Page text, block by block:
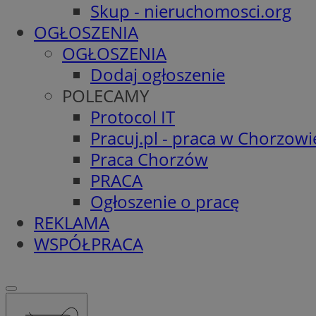
Skup - nieruchomosci.org
OGŁOSZENIA
OGŁOSZENIA
Dodaj ogłoszenie
POLECAMY
Protocol IT
Pracuj.pl - praca w
Praca Chorzów
PRACA
Ogłoszenie o pracę
REKLAMA
WSPÓŁPRACA